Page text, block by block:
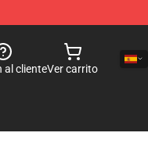
al clienteVer carrito